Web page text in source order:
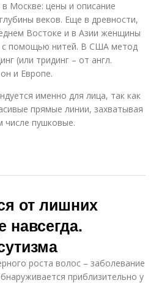
Москве: цены и описание
веков. Еще в древности,
Востоке и в Азии женщины
с помощью нитей. В США метод
(или тридинг – от англ.
и Европе.
именно для лица, так как
прямые линии, захватывая
числе пушковые.
от лишних
навсегда.
роста волос – заболевание
приблизительно у